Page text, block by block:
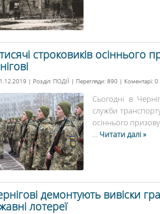
строковиків осіннього
| Розділ: ПОДІЇ | Перегляди: 890 | Коментарі: 0
Сьогодні в
служби
осіннього
... Читати далі »
демонтують вивіски
лотереї